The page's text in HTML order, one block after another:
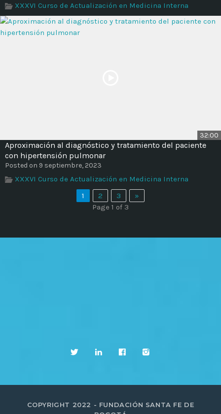
XXXVI Curso de Actualización en Medicina Interna
32:00
Aproximación al diagnóstico y tratamiento del paciente
con hipertensión pulmonar
Posted on 9 septiembre, 2023
XXXVI Curso de Actualización en Medicina Interna
1
2 3
»
Page 1 of 3
COPYRIGHT 2022 - FUNDACIÓN SANTA FE DE